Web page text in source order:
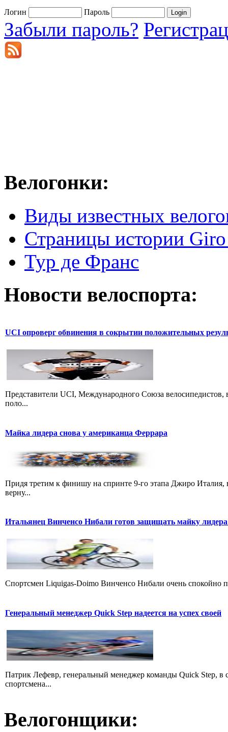
Логин Пароль
Забыли пароль?
Велогонки:
Виды известных
Страницы истории
Тур де Франс
Новости велоспорта:
UCI опроверг обвинения в сокрытии положительных
Представители UCI, Международного Союза
поло...
Майка лидера снова у американца Феррара
Придя третим к финишу на спринте 9-го этапа Джиро
верну...
Итальянец Винченсо Нибали готов защищать майку
Cпортсмен Liquigas-Doimo Винченсо Нибали очень спокойно
Генеральный менеджер Quick Step надеется на успех своей
Патрик Лефевр, генеральный менеджер команды Quick Step, в
спортсмена...
Велогонщики: